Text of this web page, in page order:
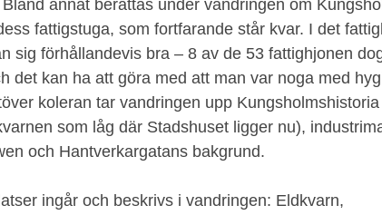
annat berättas under vandringen om
fattigstuga, som fortfarande står kvar. I det
sig förhållandevis bra – 8 av de 53 fattighjonen
det kan ha att göra med att man var noga med
koleran tar vandringen upp
som låg där Stadshuset ligger nu),
och Hantverkargatans bakgrund.
ingår och beskrivs i vandringen: Eldkvarn,